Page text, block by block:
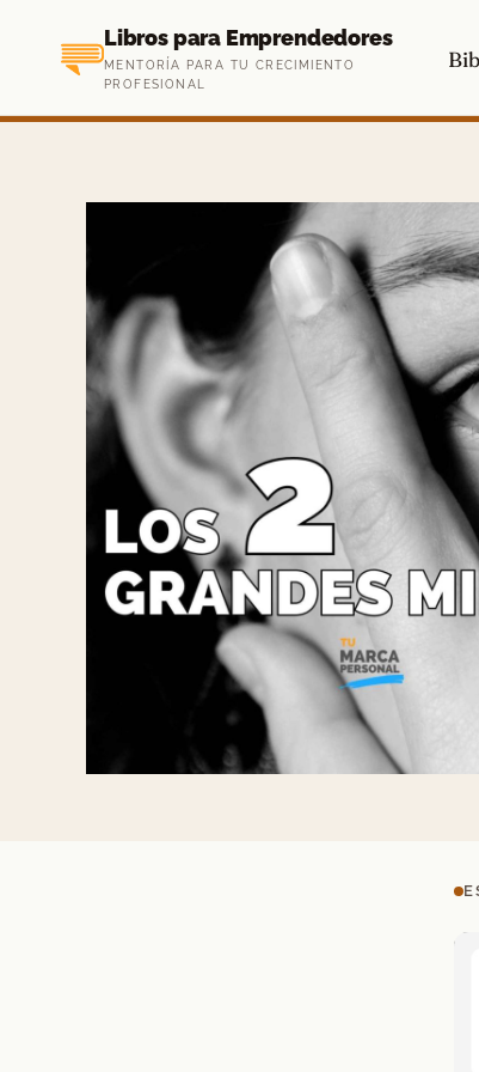
contenido
Libros para Emprendedores
MENTORÍA PARA TU CRECIMIENTO
PROFESIONAL